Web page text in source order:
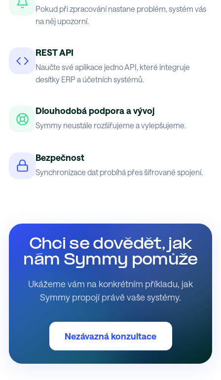
Pokud při zpracování nastane problém, systém vás
na něj upozorní.
REST API
Naučte své aplikace jedno API, které integruje
desítky ERP a účetních systémů.
Dlouhodobá podpora a vývoj
Symmy neustále rozšiřujeme a vylepšujeme.
Bezpečnost
Synchronizace dat probíhá přes šifrované spojení.
Chci se dovědět, jak
nám Symmy pomůže
Ukážeme vám na konkrétním příkladu, jak
Symmy propojí právě vaše systémy.
Nezávazná konzultace